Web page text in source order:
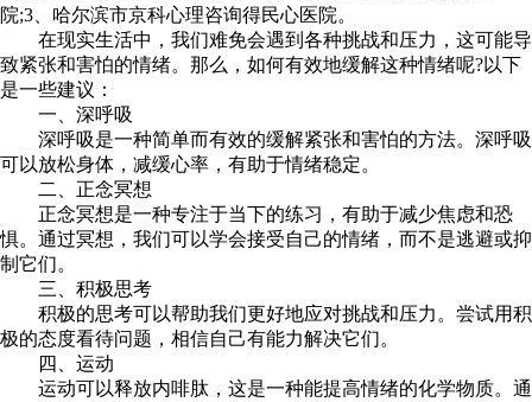
院;3、哈尔滨市京科心理咨询得民心医院。
在现实生活中，我们难免会遇到各种挑战和压力，这可能导
致紧张和害怕的情绪。那么，如何有效地缓解这种情绪呢?以下
是一些建议：
一、深呼吸
深呼吸是一种简单而有效的缓解紧张和害怕的方法。深呼吸
可以放松身体，减缓心率，有助于情绪稳定。
二、正念冥想
正念冥想是一种专注于当下的练习，有助于减少焦虑和恐
惧。通过冥想，我们可以学会接受自己的情绪，而不是逃避或抑
制它们。
三、积极思考
积极的思考可以帮助我们更好地应对挑战和压力。尝试用积
极的态度看待问题，相信自己有能力解决它们。
四、运动
运动可以释放内啡肽，这是一种能提高情绪的化学物质。通